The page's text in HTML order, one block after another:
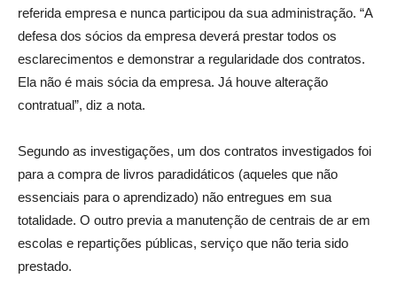
referida empresa e nunca participou da sua administração. “A
defesa dos sócios da empresa deverá prestar todos os
esclarecimentos e demonstrar a regularidade dos contratos.
Ela não é mais sócia da empresa. Já houve alteração
contratual”, diz a nota.
Segundo as investigações, um dos contratos investigados foi
para a compra de livros paradidáticos (aqueles que não
essenciais para o aprendizado) não entregues em sua
totalidade. O outro previa a manutenção de centrais de ar em
escolas e repartições públicas, serviço que não teria sido
prestado.